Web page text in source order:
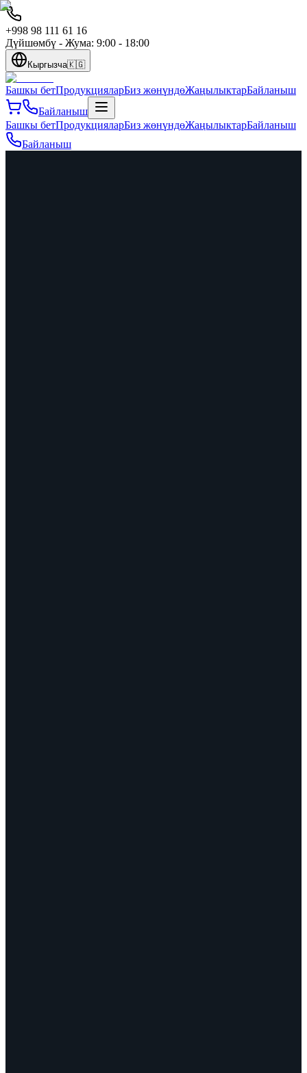
+998 98 111 61 16
Дүйшөмбү - Жума: 9:00 - 18:00
Кыргызча🇰🇬
Башкы бетПродукцияларБиз жөнүндөЖаңылыктарБайланыш
Байланыш
Башкы бетПродукцияларБиз жөнүндөЖаңылыктарБайланыш
Байланыш